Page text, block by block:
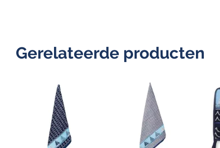
Gerelateerde producten